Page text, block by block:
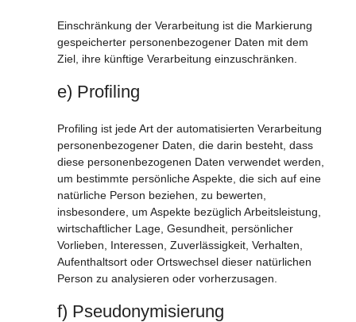
Einschränkung der Verarbeitung ist die Markierung
gespeicherter personenbezogener Daten mit dem
Ziel, ihre künftige Verarbeitung einzuschränken.
e) Profiling
Profiling ist jede Art der automatisierten Verarbeitung
personenbezogener Daten, die darin besteht, dass
diese personenbezogenen Daten verwendet werden,
um bestimmte persönliche Aspekte, die sich auf eine
natürliche Person beziehen, zu bewerten,
insbesondere, um Aspekte bezüglich Arbeitsleistung,
wirtschaftlicher Lage, Gesundheit, persönlicher
Vorlieben, Interessen, Zuverlässigkeit, Verhalten,
Aufenthaltsort oder Ortswechsel dieser natürlichen
Person zu analysieren oder vorherzusagen.
f) Pseudonymisierung